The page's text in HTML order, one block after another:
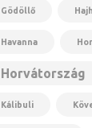
Gödöllő
Havanna
Horvátország
Kálibuli